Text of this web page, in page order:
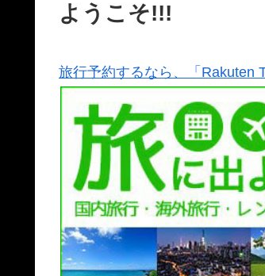
ようこそ!!!
旅行予約するなら、「Rakuten